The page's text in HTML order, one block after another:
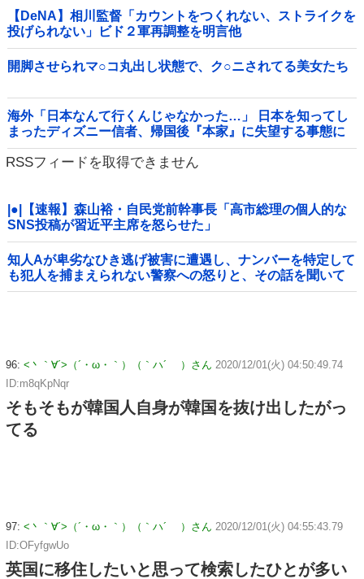
【DeNA】相川監督「カウントをつくれない、ストライクを
投げられない」ビド２軍再調整を明言他
開脚させられマ○コ丸出し状態で、ク○ニされてる美女たち
海外「日本なんて行くんじゃなかった…」 日本を知ってし
まったディズニー信者、帰国後『本家』に失望する事態に
RSSフィードを取得できません
|●|【速報】森山裕・自民党前幹事長「高市総理の個人的な
SNS投稿が習近平主席を怒らせた」
知人Aが卑劣なひき逃げ被害に遭遇し、ナンバーを特定して
も犯人を捕まえられない警察への怒りと、その話を聞いて
「逃げた方が得じゃん」と言い放ったBの神経がわからん
96: <丶｀∀´>（´・ω・｀）（｀ハ´ ）さん 2020/12/01(火) 04:50:49.74
ID:m8qKpNqr
そもそもが韓国人自身が韓国を抜け出したがっ
てる
97: <丶｀∀´>（´・ω・｀）（｀ハ´ ）さん 2020/12/01(火) 04:55:43.79
ID:OFyfgwUo
英国に移住したいと思って検索したひとが多い